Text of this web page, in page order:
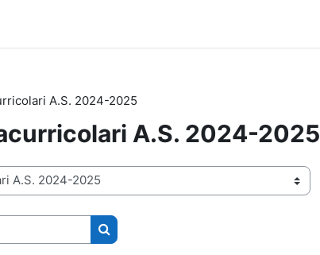
A.S. 2024-2025
A.S. 2024-2025
Cerca corsi